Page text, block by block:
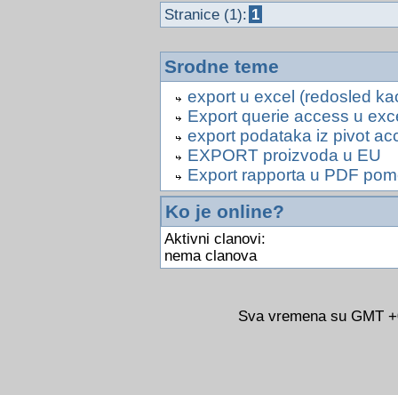
Stranice (1): 1
Srodne teme
export u excel (redosled
Export querie access u
export podataka iz pivot
EXPORT proizvoda u EU
Export rapporta u PDF
Ko je online?
Aktivni clanovi:
nema clanova
Sva vremena su GMT